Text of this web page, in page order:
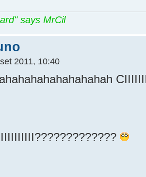
says MrCil
2011, 10:40